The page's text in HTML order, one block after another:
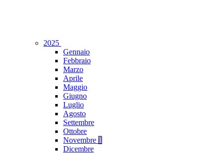
2025
Gennaio
Febbraio
Marzo
Aprile
Maggio
Giugno
Luglio
Agosto
Settembre
Ottobre
Novembre 1
Dicembre